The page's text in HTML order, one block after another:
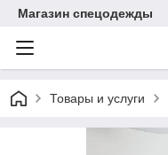
Магазин спецодежды
Товары и услуги